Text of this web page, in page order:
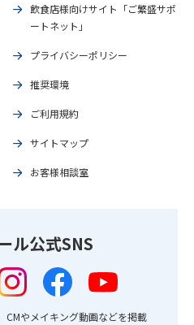
飲食店様向けサイト「ご繁盛サポ
ートネット」
プライバシーポリシー
推奨環境
ご利用規約
サイトマップ
お客様相談室
ル公式SNS
CMやメイキング動画などを掲載